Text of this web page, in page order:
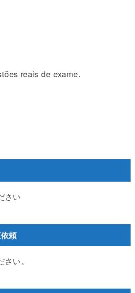
reais de exame.
さい
頼
い。